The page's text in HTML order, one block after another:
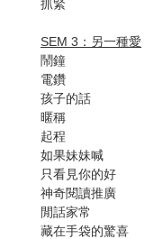
抓緊
SEM 3：另一種愛
鬧鐘
電鑽
孩子的話
暱稱
起程
如果妹妹喊
只看見你的好
神奇閱讀推廣
閒話家常
藏在手袋的驚喜